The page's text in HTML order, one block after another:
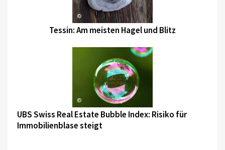
©
Tessin: Am meisten Hagel und Blitz
©
UBS Swiss Real Estate Bubble Index: Risiko für
Immobilienblase steigt